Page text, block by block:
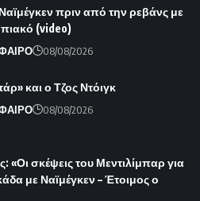
πριν από την ρεβάνς με
(video)
08/08/2026
και ο Τζος Ντόιγκ
08/08/2026
«Οι σκέψεις του Μεντιλίμπαρ για
με Ναϊμέγκεν – Έτοιμος ο